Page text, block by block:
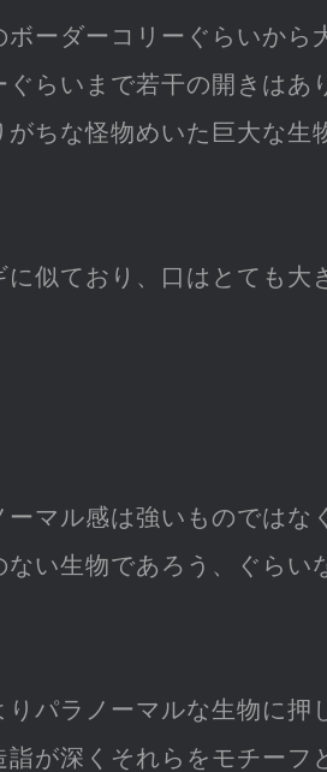
ーダーコリーぐらいから
らいまで若干の開きはあ
ちな怪物めいた巨大な生
似ており、口はとても大
マル感は強いものではな
い生物であろう、ぐらい
パラノーマルな生物に押
が深くそれらをモチーフ